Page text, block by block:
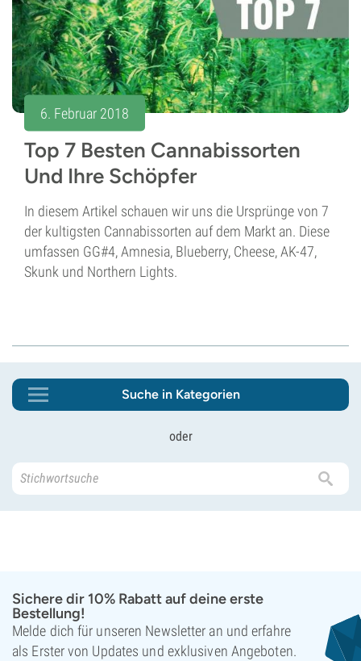
6. Februar 2018
Top 7 Besten Cannabissorten
Und Ihre Schöpfer
In diesem Artikel schauen wir uns die Ursprünge von 7
der kultigsten Cannabissorten auf dem Markt an. Diese
umfassen GG#4, Amnesia, Blueberry, Cheese, AK-47,
Skunk und Northern Lights.
Suche in Kategorien
oder
Sichere dir 10% Rabatt auf deine erste
Bestellung!
Melde dich für unseren Newsletter an und erfahre
als Erster von Updates und exklusiven Angeboten.